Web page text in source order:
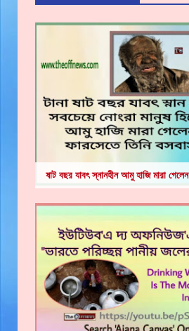
ষাট বছর যাবৎ স্নানহীন আমু হাজি মারা গেলেন